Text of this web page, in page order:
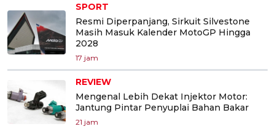
SPORT
Resmi Diperpanjang, Sirkuit Silvestone
Masih Masuk Kalender MotoGP Hingga
2028
17 jam
REVIEW
Mengenal Lebih Dekat Injektor Motor:
Jantung Pintar Penyuplai Bahan Bakar
21 jam